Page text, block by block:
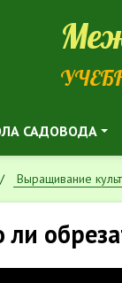
САДОВОДА
Выращивание
ли